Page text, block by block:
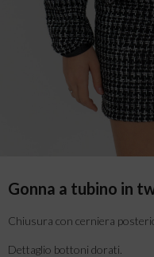
Gonna a tubino in
Chiusura con cerniera
Dettaglio bottoni dorati.